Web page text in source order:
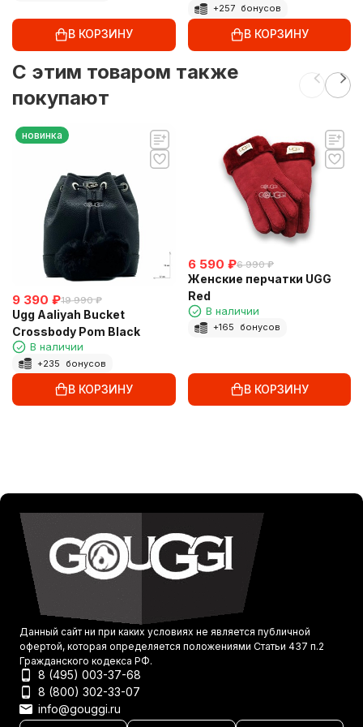
В КОРЗИНУ
+257 бонусов
В КОРЗИНУ
C этим товаром также
покупают
новинка
9 390 ₽19 990 ₽
Ugg Aaliyah Bucket
Crossbody Pom Black
В наличии
+235 бонусов
В КОРЗИНУ
6 590 ₽6 990 ₽
Женские перчатки UGG
Red
В наличии
+165 бонусов
В КОРЗИНУ
Данный сайт ни при каких условиях не является публичной
офертой, которая определяется положениями Статьи 437 п.2
Гражданского кодекса РФ.
8 (495) 003-37-68
8 (800) 302-33-07
info@gouggi.ru